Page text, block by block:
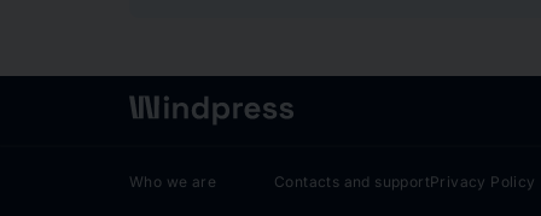
Who we are Contacts and supportPrivacy Policy